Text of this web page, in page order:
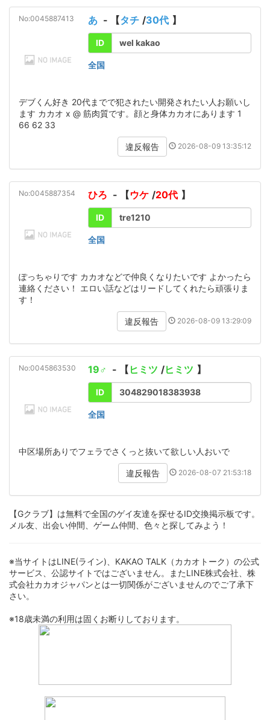
No:0045887413 あ - 【タチ /30代 】
ID wel kakao
全国
デブくん好き 20代までで犯されたい開発されたい人お願いし
ます カカオ x @ 筋肉質です。顔と身体カカオにあります 1
66 62 33
違反報告 2026-08-09 13:35:12
No:0045887354 ひろ - 【ウケ /20代 】
ID tre1210
全国
ぽっちゃりです カカオなどで仲良くなりたいです よかったら
連絡ください！ エロい話などはリードしてくれたら頑張りま
す！
違反報告 2026-08-09 13:29:09
No:0045863530 19♂ - 【 ヒミツ /ヒミツ 】
ID 304829018383938
全国
中区場所ありでフェラでさくっと抜いて欲しい人おいで
違反報告 2026-08-07 21:53:18
【Gクラブ】は無料で全国のゲイ友達を探せるID交換掲示板です。
メル友、出会い仲間、ゲーム仲間、色々と探してみよう！
※当サイトはLINE(ライン)、KAKAO TALK（カカオトーク）の公式
サービス、公認サイトではございません。またLINE株式会社、株
式会社カカオジャパンとは一切関係がございませんのでご了承下
さい。
※18歳未満の利用は固くお断りしております。